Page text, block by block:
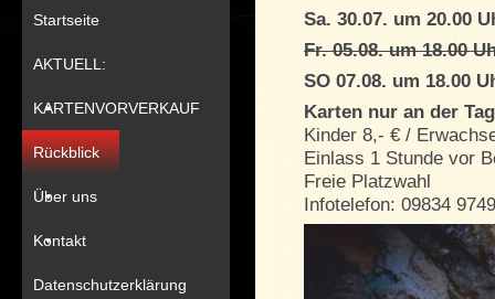
Startseite
AKTUELL:
KARTENVORVERKAUF
Rückblick
Über uns
Kontakt
Datenschutzerklärung
Sa. 30.07. um 20.00
Fr. 05.08. um 18.00
SO 07.08. um 18.00
Karten nur an der
Kinder 8,- € /
Einlass 1 Stunde vor
Freie Platzwahl
Infotelefon: 09834